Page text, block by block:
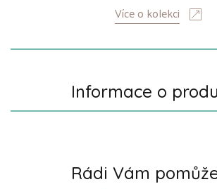
Více o kolekci
Informace o
Rádi Vám